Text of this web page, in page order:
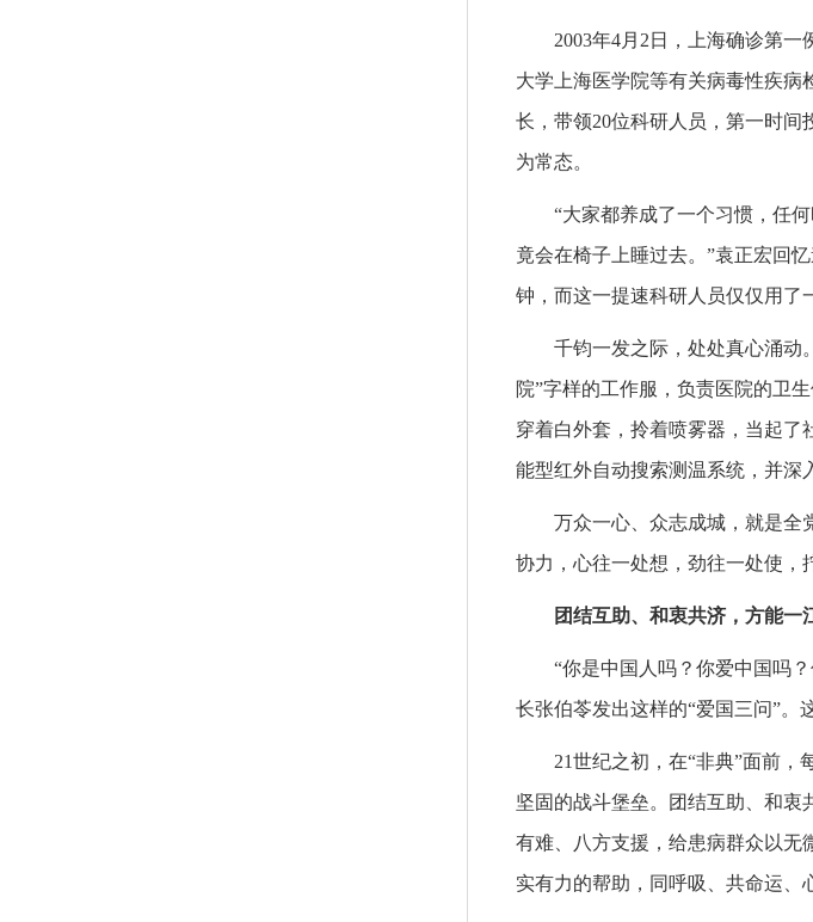
2003年4月2日，上海确诊第
大学上海医学院等有关病毒性疾病
长，带领20位科研人员，第一时间
为常态。
“大家都养成了一个习惯，任
竟会在椅子上睡过去。”袁正宏回
钟，而这一提速科研人员仅仅用了
千钧一发之际，处处真心涌动
院”字样的工作服，负责医院的卫
穿着白外套，拎着喷雾器，当起了
能型红外自动搜索测温系统，并
万众一心、众志成城，就是全
协力，心往一处想，劲往一处使，
团结互助、和衷共济，方能一
“你是中国人吗？你爱中国吗
长张伯苓发出这样的“爱国三问”。
21世纪之初，在“非典”面前
坚固的战斗堡垒。团结互助、和
有难、八方支援，给患病群众以无
实有力的帮助，同呼吸、共命运、